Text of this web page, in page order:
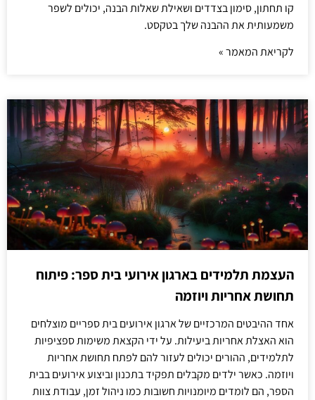
קו תחתון, סימון בצדדים ושאילת שאלות הבנה, יכולים לשפר
משמעותית את ההבנה שלך בטקסט.
לקריאת המאמר »
העצמת תלמידים בארגון אירועי בית ספר: פיתוח
תחושת אחריות ויוזמה
אחד ההיבטים המרכזיים של ארגון אירועים בית ספריים מוצלחים
הוא האצלת אחריות ביעילות. על ידי הקצאת משימות ספציפיות
לתלמידים, ההורים יכולים לעזור להם לפתח תחושת אחריות
ויוזמה. כאשר ילדים מקבלים תפקיד בתכנון וביצוע אירועים בבית
הספר, הם לומדים מיומנויות חשובות כמו ניהול זמן, עבודת צוות